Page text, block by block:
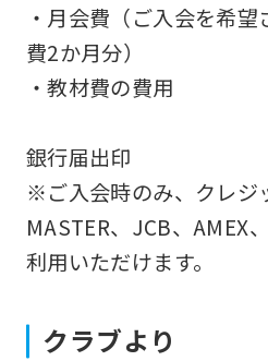
・月会費（ご入会を希
費2か月分）
・教材費の費用
銀行届出印
※ご入会時のみ、クレジ
MASTER、JCB、AMEX
利用いただけます。
クラブより